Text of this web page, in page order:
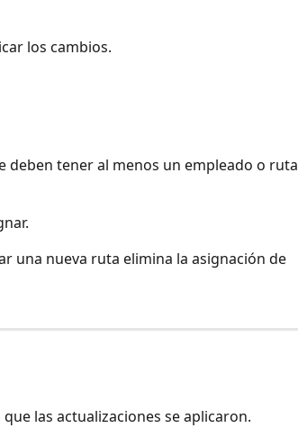
los cambios.
deben tener al menos un empleado o ruta
una nueva ruta elimina la asignación de
las actualizaciones se aplicaron.